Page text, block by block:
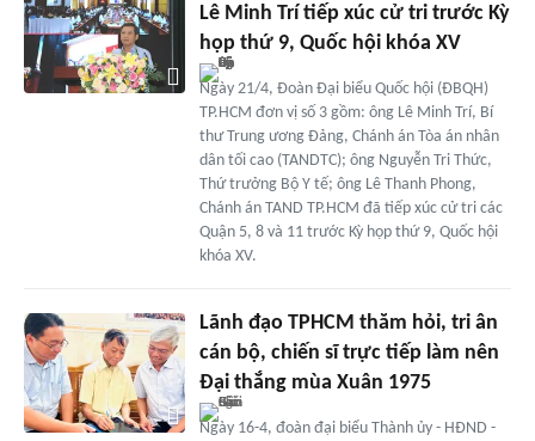
Lê Minh Trí tiếp xúc cử tri trước Kỳ
họp thứ 9, Quốc hội khóa XV
Ngày 21/4, Đoàn Đại biểu Quốc hội (ĐBQH)
TP.HCM đơn vị số 3 gồm: ông Lê Minh Trí, Bí
thư Trung ương Đảng, Chánh án Tòa án nhân
dân tối cao (TANDTC); ông Nguyễn Tri Thức,
Thứ trưởng Bộ Y tế; ông Lê Thanh Phong,
Chánh án TAND TP.HCM đã tiếp xúc cử tri các
Quận 5, 8 và 11 trước Kỳ họp thứ 9, Quốc hội
khóa XV.
Lãnh đạo TPHCM thăm hỏi, tri ân
cán bộ, chiến sĩ trực tiếp làm nên
Đại thắng mùa Xuân 1975
Ngày 16-4, đoàn đại biểu Thành ủy - HĐND -